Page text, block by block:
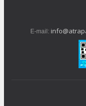
E-mail: